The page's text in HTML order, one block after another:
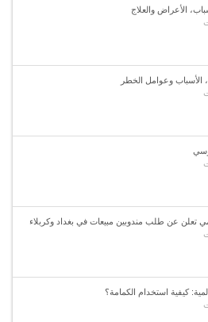
الأعراض والعلاج
الأسباب وعوامل الخطر
تعلن عن طلب مندوبين مبيعات في بغداد وكربلاء
كيفية استخدام الكمامة؟